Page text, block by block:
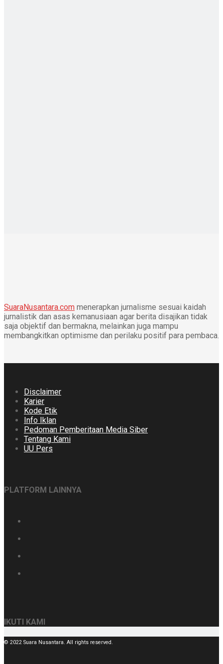
SuaraNusantara.com menerapkan jurnalisme sesuai kaidah
jurnalistik dan asas kemanusiaan agar berita disajikan tidak
saja objektif dan bermakna, melainkan juga mampu
membangkitkan optimisme dan perilaku positif para pembaca.
Disclaimer
Karier
Kode Etik
Info Iklan
Pedoman Pemberitaan Media Siber
Tentang Kami
UU Pers
PLATFORM LAINNYA
IKUTI KAMI
© 2022 Suara Nusantara. All rights reserved.